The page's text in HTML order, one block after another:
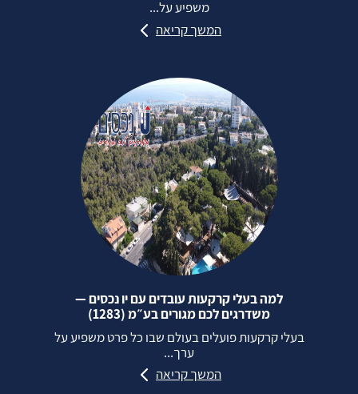
משפיע על...
המשך קריאה
למה בעלי קרקעות עובדים עם יו נכסים —
משדרגים לכם מגורים בע״מ (1283)
בעלי קרקעות פועלים בעולם שבו כל פרט משפיע על
ערך...
המשך קריאה